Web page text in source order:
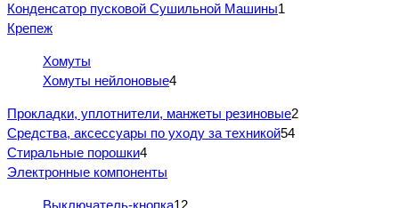
Конденсатор пусковой Сушильной Машины1
Крепеж
Хомуты
Хомуты нейлоновые4
Прокладки, уплотнители, манжеты резиновые2
Средства, аксессуары по уходу за техникой54
Стиральные порошки4
Электронные компоненты